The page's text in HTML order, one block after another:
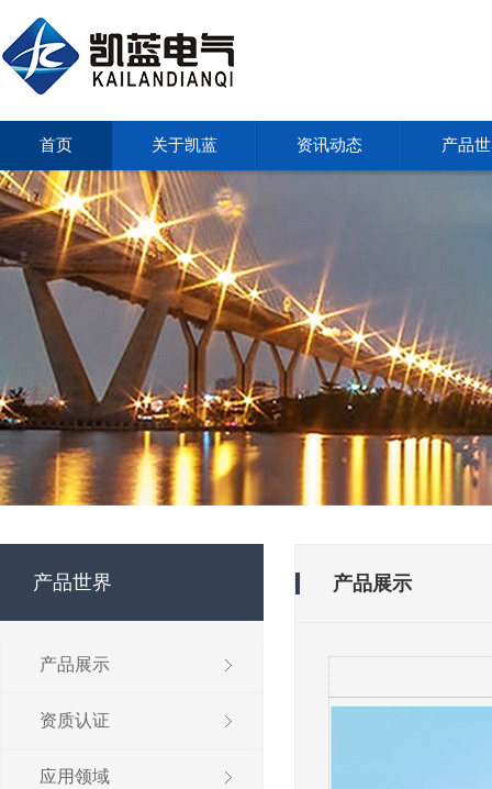
首页 关于凯蓝 资讯动态 产品
产品世界
产品展示
资质认证
应用领域
产品展示